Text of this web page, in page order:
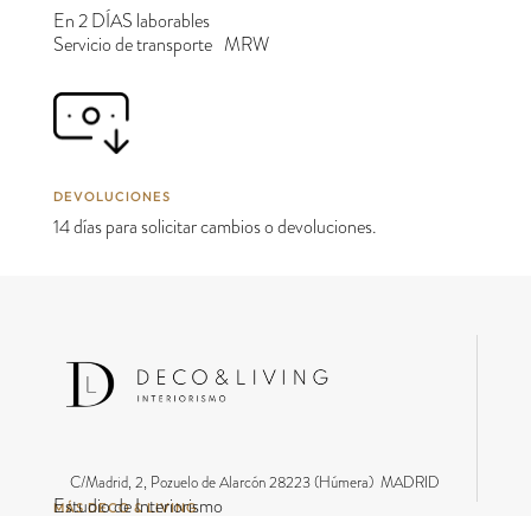
En 2 DÍAS laborables
Servicio de transporte MRW
DEVOLUCIONES
14 días para solicitar cambios o devoluciones.
C/Madrid, 2, Pozuelo de Alarcón 28223 (Húmera) MADRID
MÁS DECO & LIVING
Estudio de Interiorismo